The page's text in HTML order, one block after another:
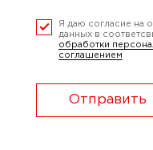
Я даю согласие на
данных в
обработки
соглашением
Отправить